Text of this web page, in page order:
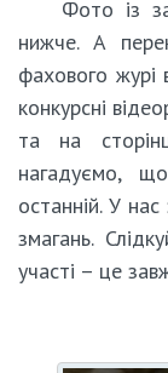
Фото із
нижче. А
фахового журі
конкурсні
та на
нагадуємо,
останній. У
змагань.
участі – це